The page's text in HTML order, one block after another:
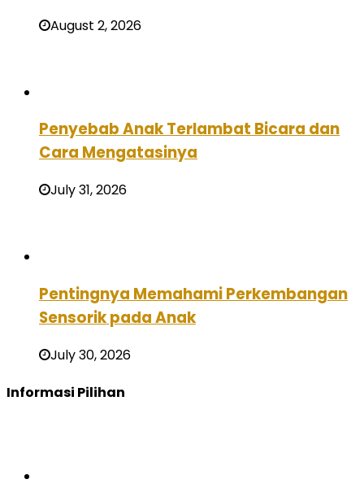
August 2, 2026
Penyebab Anak Terlambat Bicara dan
Cara Mengatasinya
July 31, 2026
Pentingnya Memahami Perkembangan
Sensorik pada Anak
July 30, 2026
Informasi Pilihan